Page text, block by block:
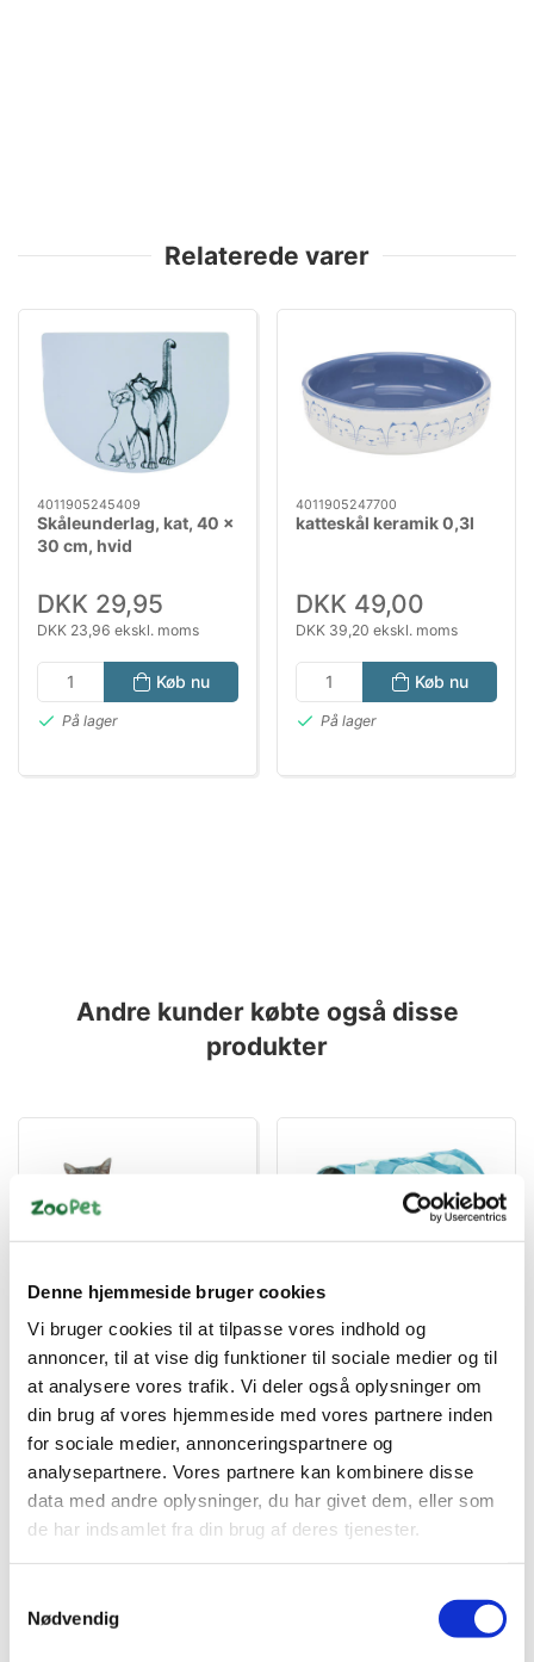
Denne hjemmeside bruger cookies
Vi bruger cookies til at tilpasse vores indhold og
annoncer, til at vise dig funktioner til sociale medier og til
at analysere vores trafik. Vi deler også oplysninger om
din brug af vores hjemmeside med vores partnere inden
for sociale medier, annonceringspartnere og
analysepartnere. Vores partnere kan kombinere disse
data med andre oplysninger, du har givet dem, eller som
de har indsamlet fra din brug af deres tjenester.
Nødvendig
Relaterede varer
4011905245409
Skåleunderlag, kat, 40 ×
30 cm, hvid
DKK 29,95
DKK 23,96 ekskl. moms
Køb nu
På lager
4011905247700
katteskål keramik 0,3l
DKK 49,00
DKK 39,20 ekskl. moms
Køb nu
På lager
Andre kunder købte også disse
produkter
Stofseng 45x30cm
DKK 69,00
DKK 55,20 ekskl. moms
Køb nu
På lager
Crunch tunnel nylon
ø25x50cm
DKK 99,00
DKK 79,20 ekskl. moms
Køb nu
På lager